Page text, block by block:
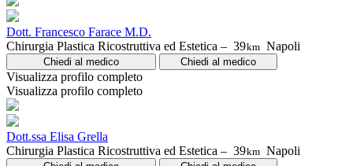
Dott. Francesco Farace M.D.
Chirurgia Plastica Ricostruttiva ed Estetica – 39km Napoli
Chiedi al medico Chiedi al medico
Visualizza profilo completo
Visualizza profilo completo
Dott.ssa Elisa Grella
Chirurgia Plastica Ricostruttiva ed Estetica – 39km Napoli